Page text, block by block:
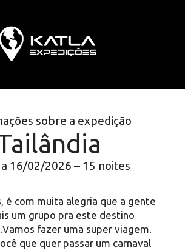
sobre a expedição
16/02/2026 – 15 noites
é com muita alegria que a gente
um grupo pra este destino
fazer uma super viagem.
que quer passar um carnaval